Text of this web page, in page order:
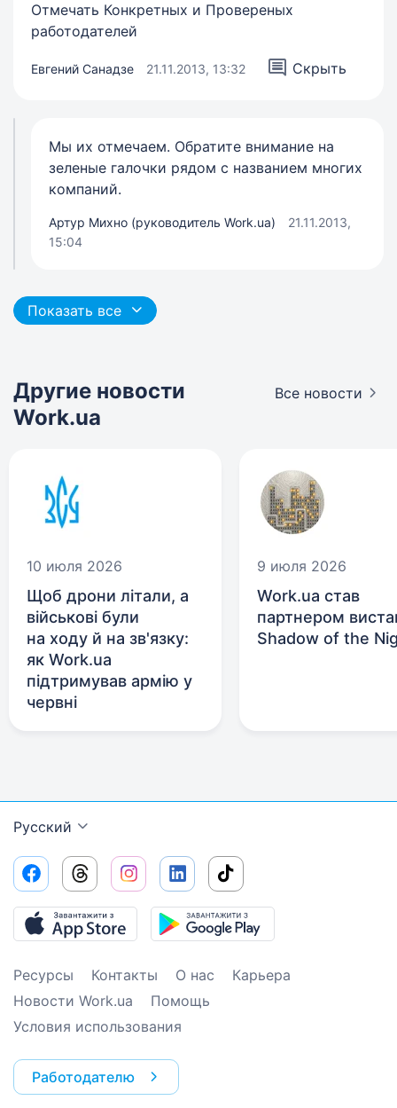
Отмечать Конкретных и Провереных
работодателей
Евгений Санадзе 21.11.2013, 13:32 Скрыть
Мы их отмечаем. Обратите внимание на
зеленые галочки рядом с названием многих
компаний.
Артур Михно (руководитель Work.ua)
21.11.2013,
15:04
Показать все
Другие новости
Work.ua
Все новости
10 июля 2026
Щоб дрони літали, а
військові були
на ходу й на зв'язку:
як Work.ua
підтримував армію у
червні
9 июля 2026
Work.ua став
партнером
Shadow of the
Русский
Ресурсы Контакты О нас
Карьера
Новости Work.ua
Помощь
Условия использования
Работодателю